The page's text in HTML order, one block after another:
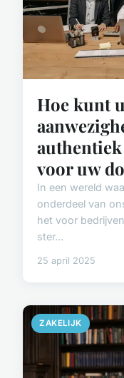
Hoe kunt
voor uw
In een wereld
onderdeel van
het voor
ster...
25 april 2025
ZAKELIJK